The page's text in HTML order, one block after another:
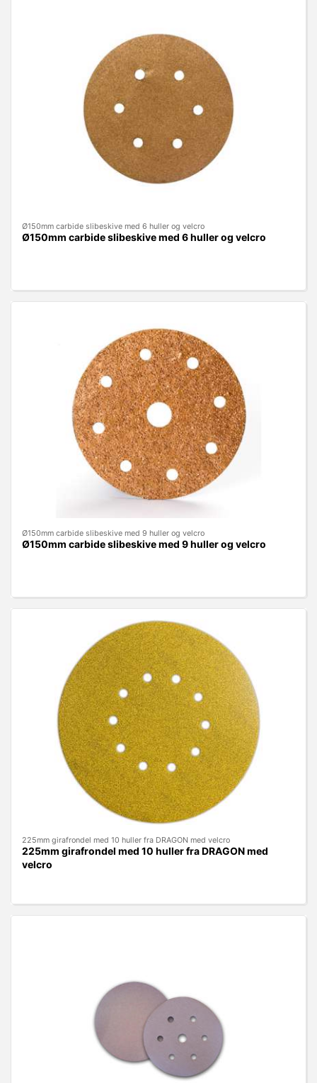
Ø150mm carbide slibeskive med 6 huller og velcro
Ø150mm carbide slibeskive med 6 huller og velcro
Ø150mm carbide slibeskive med 9 huller og velcro
Ø150mm carbide slibeskive med 9 huller og velcro
225mm girafrondel med 10 huller fra DRAGON med velcro
225mm girafrondel med 10 huller fra DRAGON med
velcro